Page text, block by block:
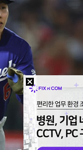
포토